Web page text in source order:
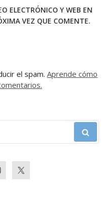
ELECTRÓNICO Y WEB EN
VEZ QUE COMENTE.
el spam. Aprende cómo